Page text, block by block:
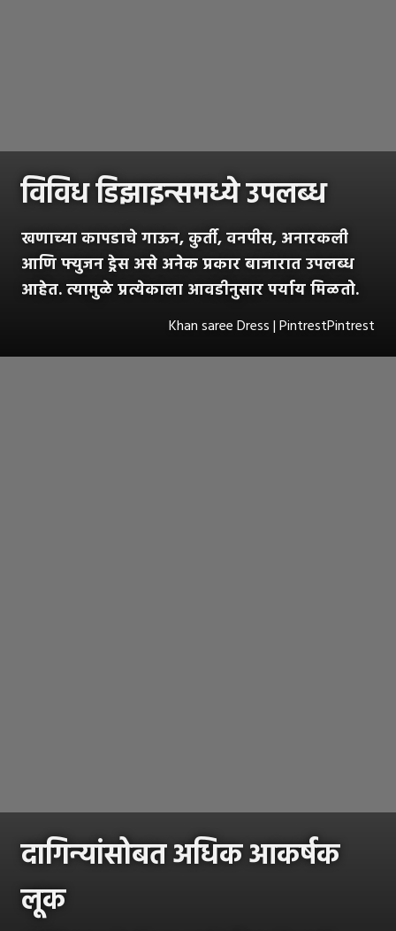
विविध डिझाइन्समध्ये उपलब्ध
खणाच्या कापडाचे गाऊन, कुर्ती, वनपीस, अनारकली
आणि फ्युजन ड्रेस असे अनेक प्रकार बाजारात उपलब्ध
आहेत. त्यामुळे प्रत्येकाला आवडीनुसार पर्याय मिळतो.
Khan saree Dress | PintrestPintrest
दागिन्यांसोबत अधिक आकर्षक
लूक